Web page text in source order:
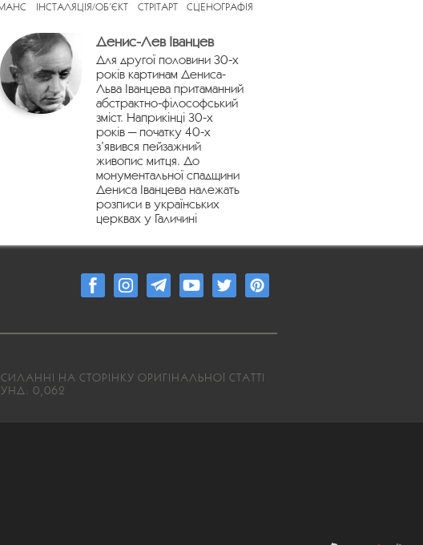
ІНСТАЛЯЦІЯ/ОБ’ЄКТ СТРІТАРТ СЦЕНОГРАФІЯ
Денис-Лев Іванцев
Для другої половини 30-х
років картинам Дениса-
Льва Іванцева притаманний
абстрактно-філософський
зміст. Наприкінці 30-х
років — початку 40-х
з’явився пейзажний
живопис митця. До
монументальної спадщини
Дениса Іванцева належать
розписи в українських
церквах у Галичині
НА СТОРІНКУ ОРИГІНАЛЬНОЇ СТАТТІ
0,062